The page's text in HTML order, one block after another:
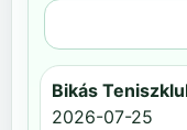
Bikás
2026-07-25